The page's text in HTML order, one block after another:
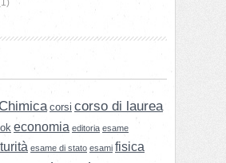
Chimica corsi corso di laurea
economia editoria esame
esame di stato esami fisica